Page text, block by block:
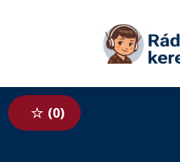
Tovább a tartalomhoz
0